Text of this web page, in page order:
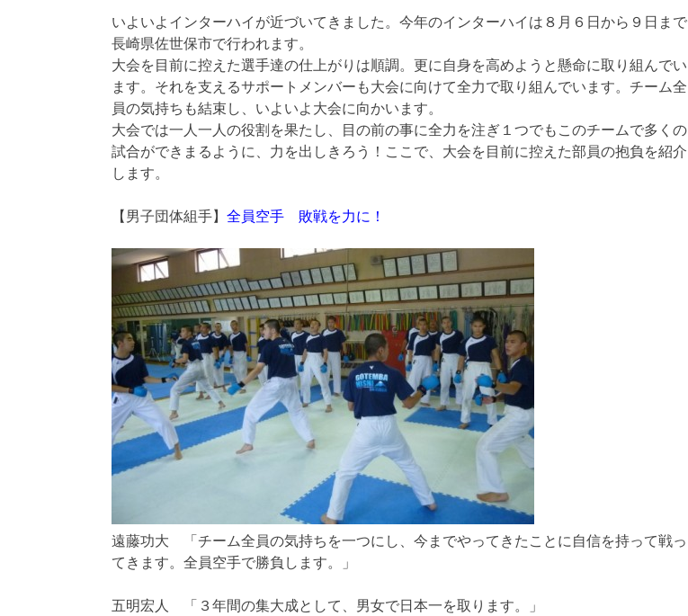
いよいよインターハイが近づいてきました。今年のインターハイは８月６日から９日まで
長崎県佐世保市で行われます。
大会を目前に控えた選手達の仕上がりは順調。更に自身を高めようと懸命に取り組んでい
ます。それを支えるサポートメンバーも大会に向けて全力で取り組んでいます。チーム全
員の気持ちも結束し、いよいよ大会に向かいます。
大会では一人一人の役割を果たし、目の前の事に全力を注ぎ１つでもこのチームで多くの
試合ができまるように、力を出しきろう！ここで、大会を目前に控えた部員の抱負を紹介
します。
【男子団体組手】 全員空手 敗戦を力に！
遠藤功大 「チーム全員の気持ちを一つにし、今までやってきたことに自信を持って戦っ
てきます。全員空手で勝負します。」
五明宏人 「３年間の集大成として、男女で日本一を取ります。」